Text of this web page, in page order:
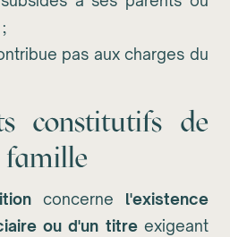
pas aux charges du
constitutifs de
famille
concerne l'existence
ou d'un titre exigeant